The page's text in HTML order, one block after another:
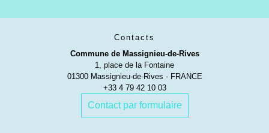
Contacts
Commune de Massignieu-de-Rives
1, place de la Fontaine
01300 Massignieu-de-Rives - FRANCE
+33 4 79 42 10 03
Contact par formulaire